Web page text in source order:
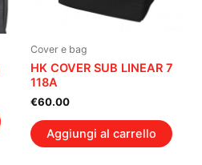
Cover e bag
HK COVER SUB LINEAR 7
118A
€60.00
Aggiungi al carrello